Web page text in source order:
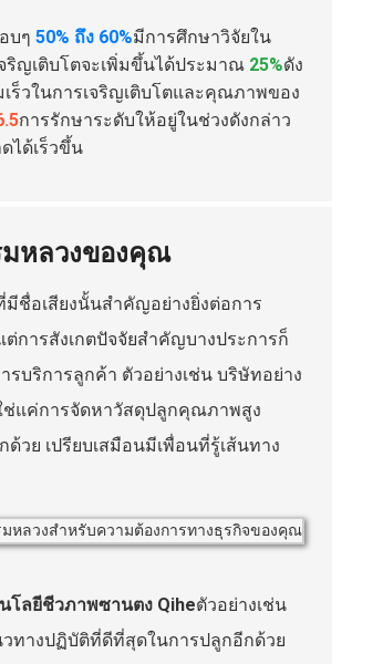
บๆ 50% ถึง 60%มีการศึกษาวิจัยใน
ริญเติบโตจะเพิ่มขึ้นได้ประมาณ 25%ดัง
ร็วในการเจริญเติบโตและคุณภาพของ
การรักษาระดับให้อยู่ในช่วงดังกล่าว
ได้เร็วขึ้น
มหลวงของคุณ
มีชื่อเสียงนั้นสำคัญอย่างยิ่งต่อการ
การสังเกตปัจจัยสำคัญบางประการก็
บริการลูกค้า ตัวอย่างเช่น บริษัทอย่าง
ช่แค่การจัดหาวัสดุปลูกคุณภาพสูง
ย เปรียบเสมือนมีเพื่อนที่รู้เส้นทาง
โลยีชีวภาพซานตง Qiheตัวอย่างเช่น
ทางปฏิบัติที่ดีที่สุดในการปลูกอีกด้วย